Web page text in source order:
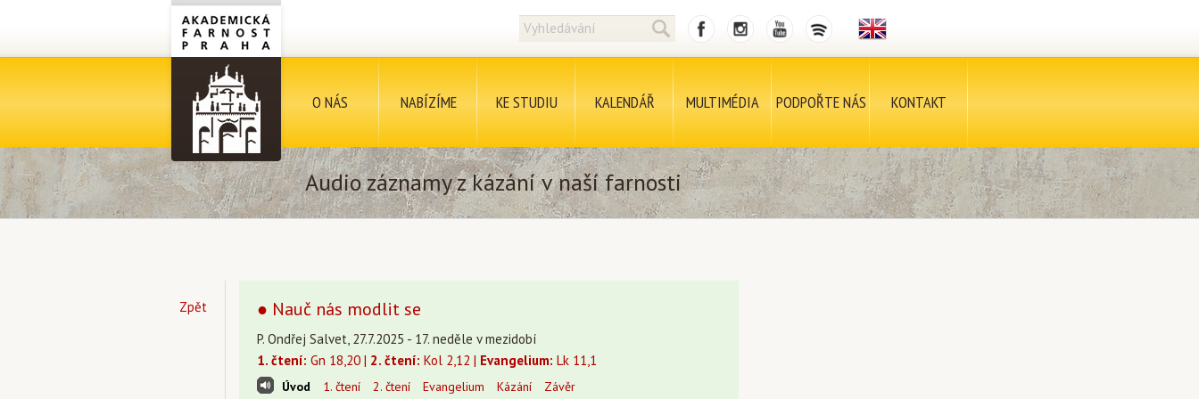
O NÁS NABÍZÍME KE STUDIU KALENDÁŘ MULTIMÉDIA PODPOŘTE NÁS KONTAKT
Audio záznamy z kázání v naší farnosti
Zpět ● Nauč nás modlit se
P. Ondřej Salvet, 27.7.2025 - 17. neděle v mezidobí
1. čtení: Gn 18,20 | 2. čtení: Kol 2,12 | Evangelium: Lk 11,1
Úvod 1. čtení 2. čtení Evangelium Kázání Závěr